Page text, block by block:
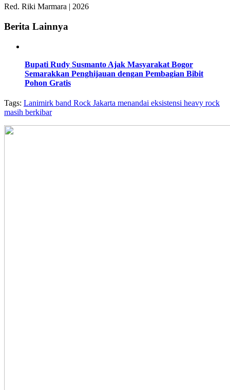
Red. Riki Marmara | 2026
Berita Lainnya
Bupati Rudy Susmanto Ajak Masyarakat Bogor
Semarakkan Penghijauan dengan Pembagian Bibit
Pohon Gratis
Tags: Lanimirk band Rock Jakarta menandai eksistensi heavy rock
masih berkibar